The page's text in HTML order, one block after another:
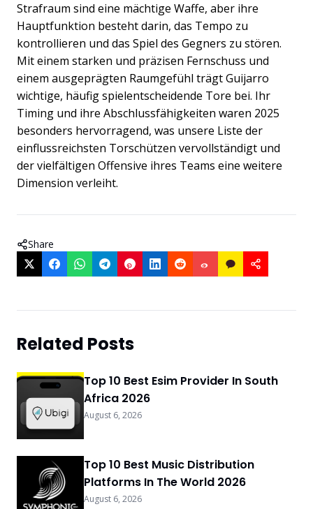
Strafraum sind eine mächtige Waffe, aber ihre
Hauptfunktion besteht darin, das Tempo zu
kontrollieren und das Spiel des Gegners zu stören.
Mit einem starken und präzisen Fernschuss und
einem ausgeprägten Raumgefühl trägt Guijarro
wichtige, häufig spielentscheidende Tore bei. Ihr
Timing und ihre Abschlussfähigkeiten waren 2025
besonders hervorragend, was unsere Liste der
einflussreichsten Torschützen vervollständigt und
der vielfältigen Offensive ihres Teams eine weitere
Dimension verleiht.
Share
Related Posts
Top 10 Best Esim Provider In South
Africa 2026
August 6, 2026
Top 10 Best Music Distribution
Platforms In The World 2026
August 6, 2026